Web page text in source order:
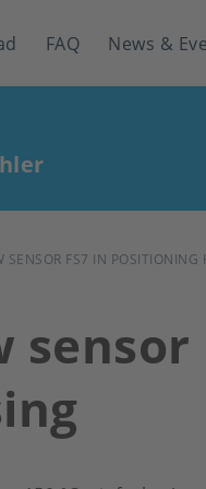
FAQ News &
SENSOR FS7 IN POSITIONING